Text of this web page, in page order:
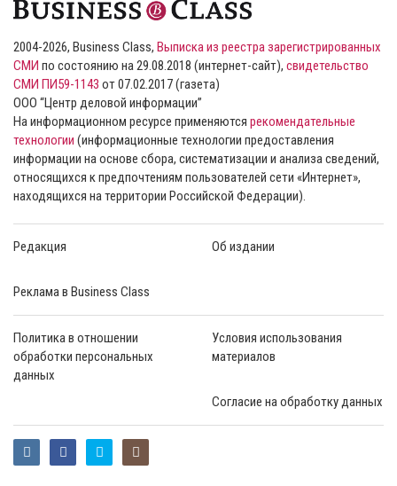
2004-2026, Business Class, Выписка из реестра зарегистрированных
СМИ по состоянию на 29.08.2018 (интернет-сайт), свидетельство
СМИ ПИ59-1143 от 07.02.2017 (газета)
ООО “Центр деловой информации”
На информационном ресурсе применяются рекомендательные
технологии (информационные технологии предоставления
информации на основе сбора, систематизации и анализа сведений,
относящихся к предпочтениям пользователей сети «Интернет»,
находящихся на территории Российской Федерации).
Редакция Об издании
Реклама в Business Class
Политика в отношении
обработки персональных
данных
Условия использования
материалов
Согласие на обработку данных